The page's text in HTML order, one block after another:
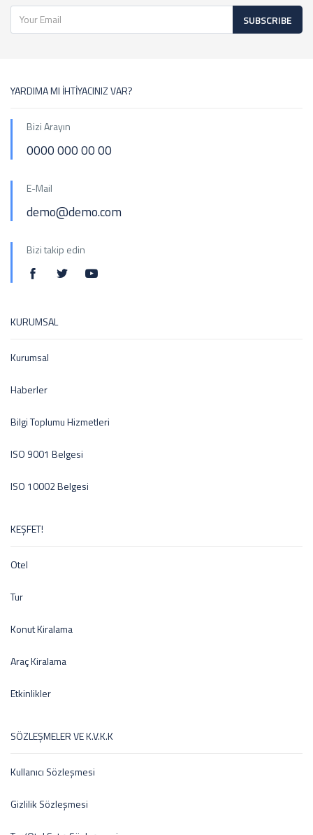
SUBSCRIBE
YARDIMA MI İHTİYACINIZ VAR?
Bizi Arayın
0000 000 00 00
E-Mail
demo@demo.com
Bizi takip edin
KURUMSAL
Kurumsal
Haberler
Bilgi Toplumu Hizmetleri
ISO 9001 Belgesi
ISO 10002 Belgesi
KEŞFET!
Otel
Tur
Konut Kiralama
Araç Kiralama
Etkinlikler
SÖZLEŞMELER VE K.V.K.K
Kullanıcı Sözleşmesi
Gizlilik Sözleşmesi